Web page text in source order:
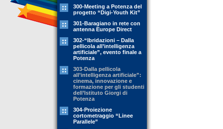
300-Meeting a Potenza del
progetto “Digi-Youth Kit”
301-Baragiano in rete con
antenna Europe Direct
302-“Ibridazioni – Dalla
pellicola all’intelligenza
artificiale”, evento finale a
Potenza
303-Dalla pellicola
all’intelligenza artificiale”:
cinema, innovazione e
formazione per gli studenti
dell’Istituto Giorgi di
Potenza
304-Proiezione
cortometraggio “Linee
Parallele”